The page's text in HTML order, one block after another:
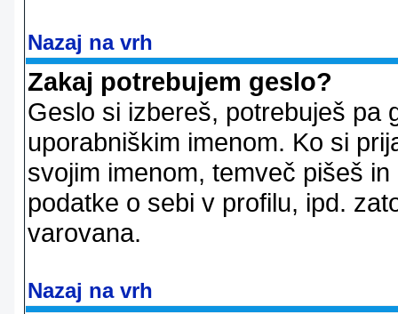
Nazaj na vrh
Zakaj potrebujem geslo?
Geslo si izbereš, potrebuješ pa
uporabniškim imenom. Ko si
svojim imenom, temveč pišeš
podatke o sebi v profilu, ipd.
varovana.
Nazaj na vrh